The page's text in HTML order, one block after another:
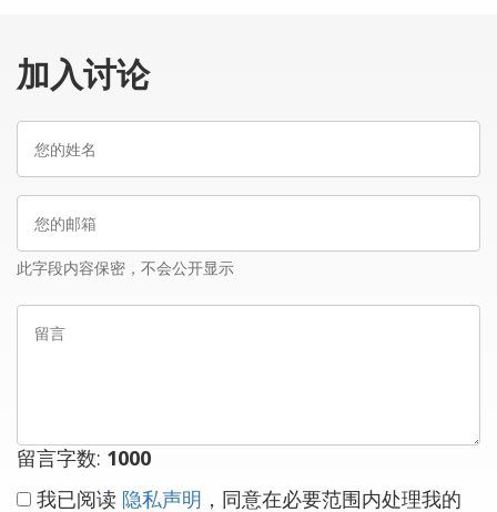
加入讨论
您
您
邮
此字段内容保密，不会公开显示
留
留言字数: 1000
我已阅读 隐私声明 ，同意在必要范围内处理我的